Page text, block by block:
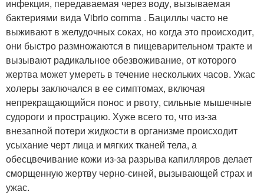
инфекция, передаваемая через воду, вызываемая
бактериями вида Vibrio comma . Бациллы часто не
выживают в желудочных соках, но когда это происходит,
они быстро размножаются в пищеварительном тракте и
вызывают радикальное обезвоживание, от которого
жертва может умереть в течение нескольких часов. Ужас
холеры заключался в ее симптомах, включая
непрекращающийся понос и рвоту, сильные мышечные
судороги и прострацию. Хуже всего то, что из-за
внезапной потери жидкости в организме происходит
усыхание черт лица и мягких тканей тела, а
обесцвечивание кожи из-за разрыва капилляров делает
сморщенную жертву черно-синей, вызывающей страх и
ужас.